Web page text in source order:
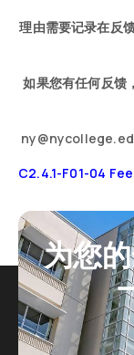
理由需要记录在反
如果您有任何反馈
C2.4.1-F01-04
为您